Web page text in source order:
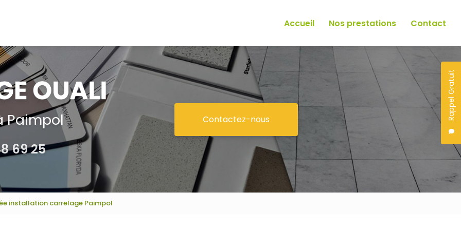
Rappel Gratuit
Accueil
Nos prestations Contact
Paimpol
69 25
Contactez-nous
installation carrelage Paimpol